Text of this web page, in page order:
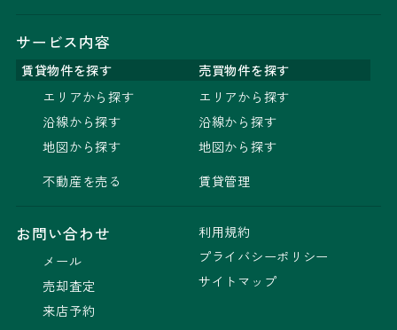
サービス内容
賃貸物件を探す
売買物件を探す
エリアから探す
沿線から探す
地図から探す
不動産を売る
エリアから探す
沿線から探す
地図から探す
賃貸管理
お問い合わせ
メール
売却査定
来店予約
利用規約
プライバシーポリシー
サイトマップ